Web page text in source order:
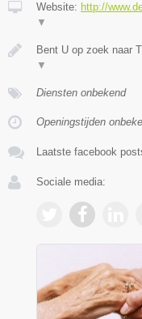
Website: http://
▼
Bent U op zoek naar
▼
Diensten onbekend
Openingstijden
Laatste facebook
Sociale media: